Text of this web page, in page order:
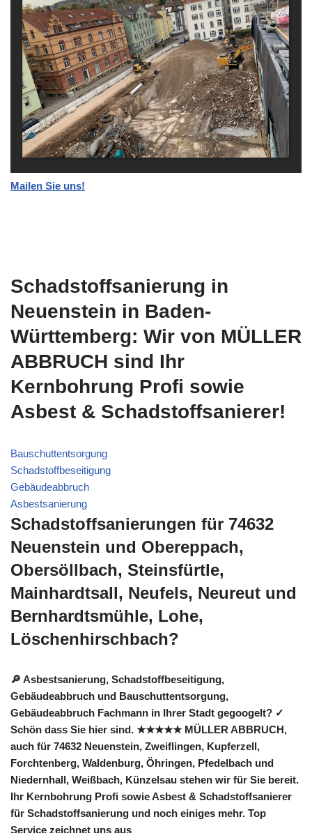
Mailen Sie uns!
Schadstoffsanierung in
Neuenstein in Baden-
Württemberg: Wir von MÜLLER
ABBRUCH sind Ihr
Kernbohrung Profi sowie
Asbest & Schadstoffsanierer!
Bauschuttentsorgung
Schadstoffbeseitigung
Gebäudeabbruch
Asbestsanierung
Schadstoffsanierungen für 74632
Neuenstein und Obereppach,
Obersöllbach, Steinsfürtle,
Mainhardtsall, Neufels, Neureut und
Bernhardtsmühle, Lohe,
Löschenhirschbach?
🔎 Asbestsanierung, Schadstoffbeseitigung,
Gebäudeabbruch und Bauschuttentsorgung,
Gebäudeabbruch Fachmann in Ihrer Stadt gegoogelt? ✓
Schön dass Sie hier sind. ★★★★★ MÜLLER ABBRUCH,
auch für 74632 Neuenstein, Zweiflingen, Kupferzell,
Forchtenberg, Waldenburg, Öhringen, Pfedelbach und
Niedernhall, Weißbach, Künzelsau stehen wir für Sie bereit.
Ihr Kernbohrung Profi sowie Asbest & Schadstoffsanierer
für Schadstoffsanierung und noch einiges mehr. Top
Service zeichnet uns aus